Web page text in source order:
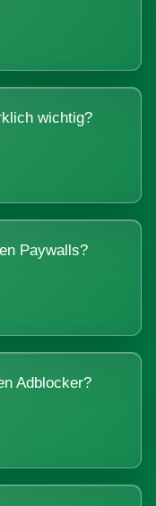
wichtig?
Paywalls?
Adblocker?